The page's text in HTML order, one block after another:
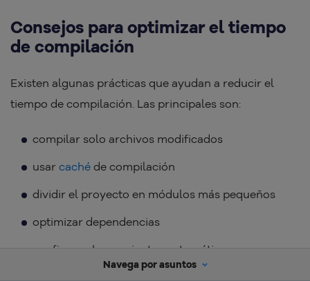
Consejos para optimizar el tiempo
de compilación
Existen algunas prácticas que ayudan a reducir el
tiempo de compilación. Las principales son:
compilar solo archivos modificados
usar caché de compilación
dividir el proyecto en módulos más pequeños
optimizar dependencias
configurar herramientas automáticas.
Navega por asuntos